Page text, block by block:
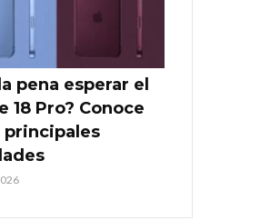
pena esperar el
18 Pro? Conoce
principales